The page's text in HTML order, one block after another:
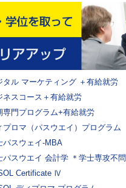
タル マーケティング ＋有給就労
ネスコース＋有給就労
専門プログラム+有給就労
プロマ（パスウエイ）プログラム
パスウェイ‐MBA
パスウエイ 会計学 ＊学士専攻不問
Certificate Ⅳ